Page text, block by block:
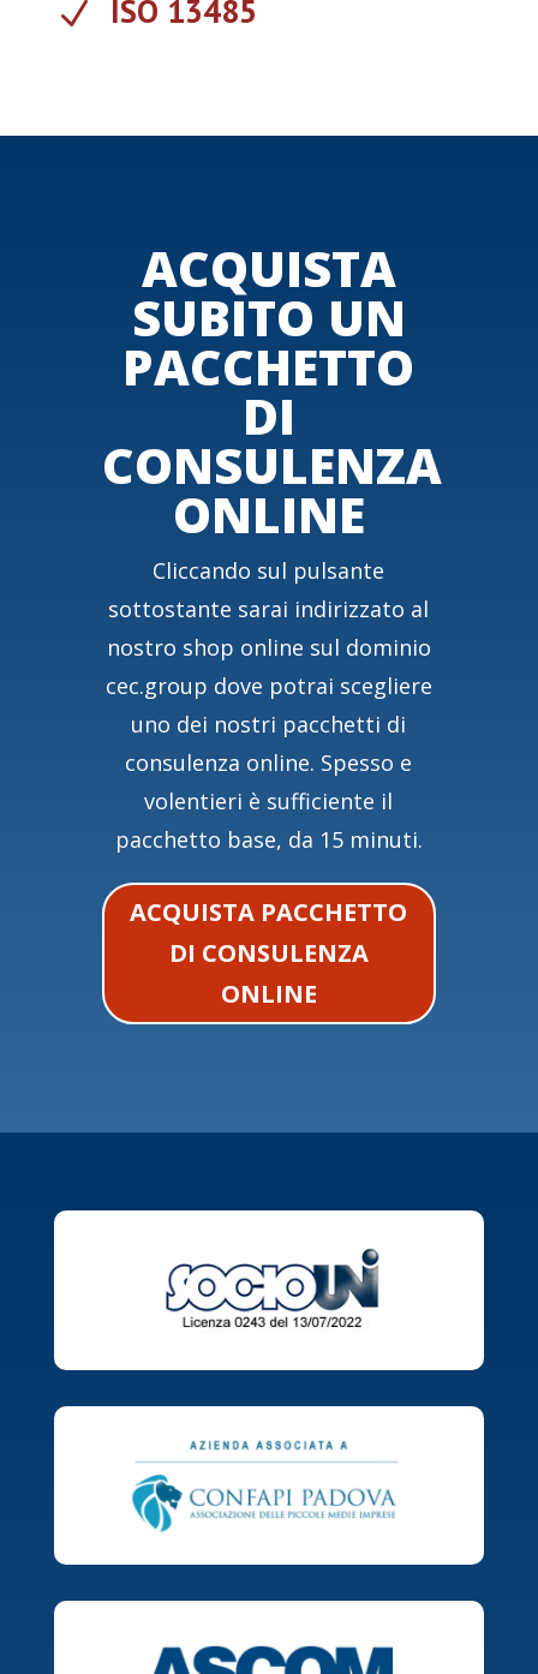
N ISO 13485
ACQUISTA
SUBITO UN
PACCHETTO
DI
CONSULENZA
ONLINE
Cliccando sul pulsante
sottostante sarai indirizzato al
nostro shop online sul dominio
cec.group dove potrai scegliere
uno dei nostri pacchetti di
consulenza online. Spesso e
volentieri è sufficiente il
pacchetto base, da 15 minuti.
ACQUISTA PACCHETTO
DI CONSULENZA
ONLINE